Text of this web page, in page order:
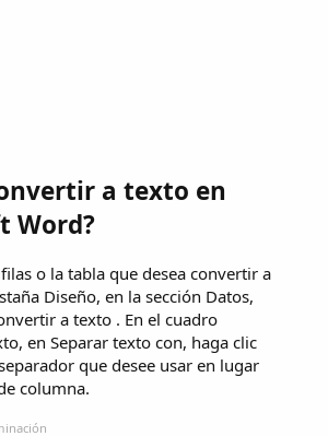
a texto en
Word?
o la tabla que desea convertir a
Diseño, en la sección Datos,
a texto . En el cuadro
en Separar texto con, haga clic
que desee usar en lugar
columna.